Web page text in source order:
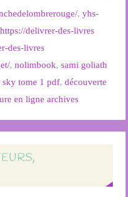
,yhs-
https://delivrer-des-livres
des-livres
,nolimbook,sami goliath
sky tome 1 pdf,découverte
en ligne archives